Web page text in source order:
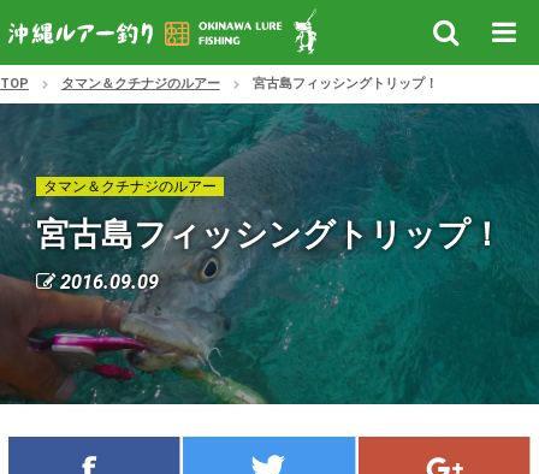
TOP タマン＆クチナジのルアー 宮古島フィッシングトリップ！
タマン＆クチナジのルアー
宮古島フィッシングトリップ！
2016.09.09